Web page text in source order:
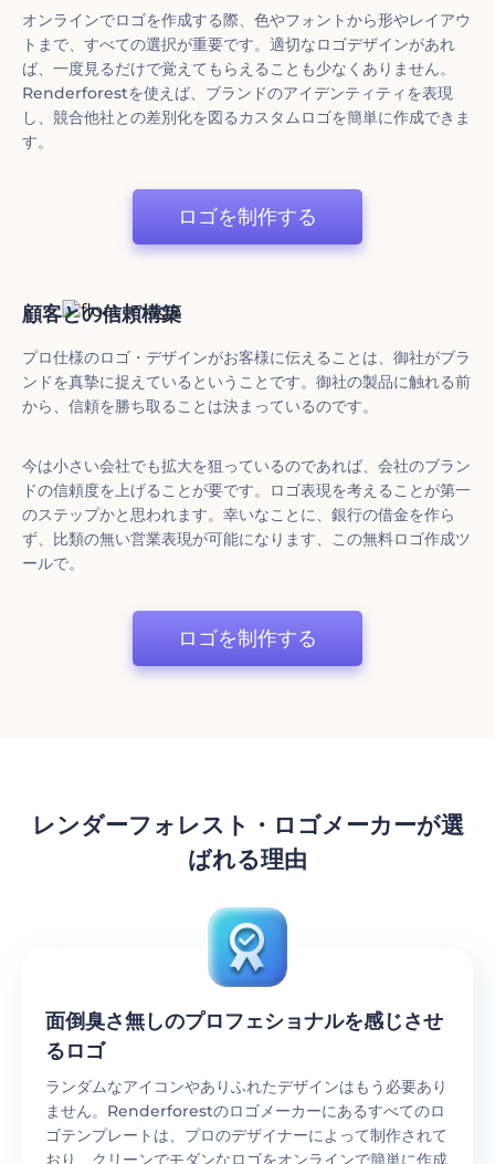
オンラインでロゴを作成する際、色やフォントから形やレイアウ
トまで、すべての選択が重要です。適切なロゴデザインがあれ
ば、一度見るだけで覚えてもらえることも少なくありません。
Renderforestを使えば、ブランドのアイデンティティを表現
し、競合他社との差別化を図るカスタムロゴを簡単に作成できま
す。
ロゴを制作する
顧客との信頼構築
プロ仕様のロゴ・デザインがお客様に伝えることは、御社がブラ
ンドを真摯に捉えているということです。御社の製品に触れる前
から、信頼を勝ち取ることは決まっているのです。
今は小さい会社でも拡大を狙っているのであれば、会社のブラン
ドの信頼度を上げることが要です。ロゴ表現を考えることが第一
のステップかと思われます。幸いなことに、銀行の借金を作ら
ず、比類の無い営業表現が可能になります、この無料ロゴ作成ツ
ールで。
ロゴを制作する
レンダーフォレスト・ロゴメーカーが選
ばれる理由
面倒臭さ無しのプロフェショナルを感じさせ
るロゴ
ランダムなアイコンやありふれたデザインはもう必要あり
ません。Renderforestのロゴメーカーにあるすべてのロ
ゴテンプレートは、プロのデザイナーによって制作されて
おり、クリーンでモダンなロゴをオンラインで簡単に作成